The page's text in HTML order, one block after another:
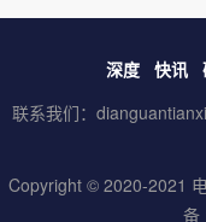
深度 快讯
联系我们：
Copyright © 2020-2021
备